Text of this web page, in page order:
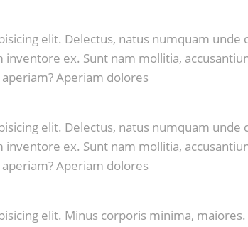
elit. Delectus, natus numquam
ex. Sunt nam mollitia,
Aperiam dolores
elit. Delectus, natus numquam
ex. Sunt nam mollitia,
Aperiam dolores
elit. Minus corporis minima,